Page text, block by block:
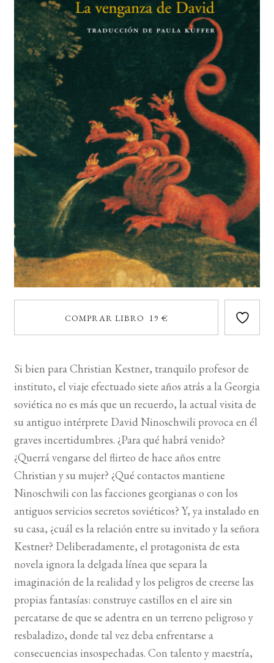
BUSCAR
LISTA DE LIBROS
COMPRAR LIBRO 19 €
Si bien para Christian Kestner, tranquilo profesor de
instituto, el viaje efectuado siete años atrás a la Georgia
soviética no es más que un recuerdo, la actual visita de
su antiguo intérprete David Ninoschwili provoca en él
graves incertidumbres. ¿Para qué habrá venido?
¿Querrá vengarse del flirteo de hace años entre
Christian y su mujer? ¿Qué contactos mantiene
Ninoschwili con las facciones georgianas o con los
antiguos servicios secretos soviéticos? Y, ya instalado en
su casa, ¿cuál es la relación entre su invitado y la señora
Kestner? Deliberadamente, el protagonista de esta
novela ignora la delgada línea que separa la
imaginación de la realidad y los peligros de creerse las
propias fantasías: construye castillos en el aire sin
percatarse de que se adentra en un terreno peligroso y
resbaladizo, donde tal vez deba enfrentarse a
consecuencias insospechadas. Con talento y maestría,